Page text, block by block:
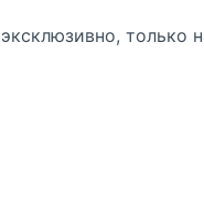
только